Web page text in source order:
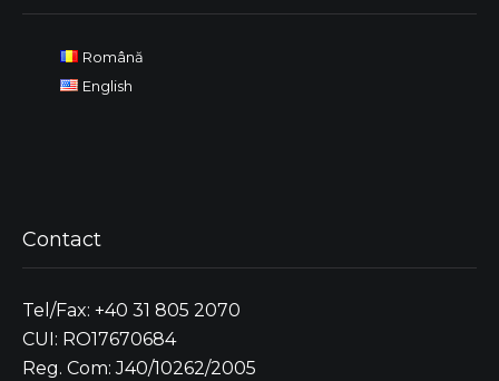
Română
English
Contact
Tel/Fax: +40 31 805 2070
CUI: RO17670684
Reg. Com: J40/10262/2005